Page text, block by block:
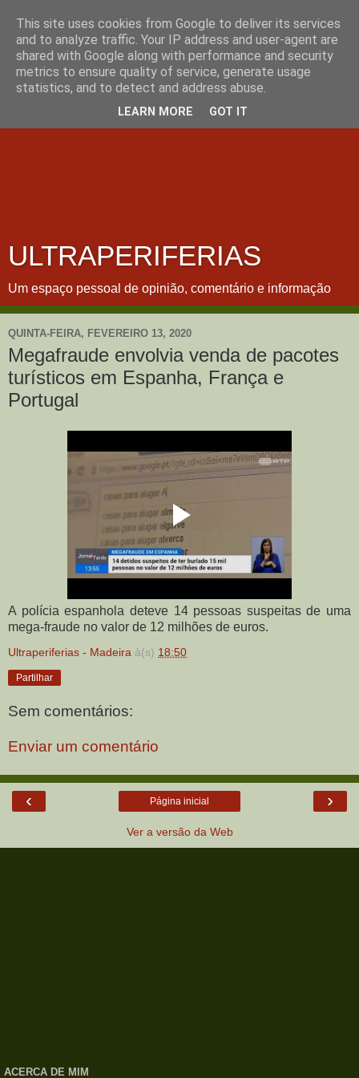
ULTRAPERIFERIAS
Um espaço pessoal de opinião, comentário e informação
QUINTA-FEIRA, FEVEREIRO 13, 2020
Megafraude envolvia venda de pacotes
turísticos em Espanha, França e
Portugal
A polícia espanhola deteve 14 pessoas suspeitas de uma
mega-fraude no valor de 12 milhões de euros.
Ultraperiferias - Madeira à(s) 18:50
Partilhar
Sem comentários:
Enviar um comentário
‹ ›
Página inicial
Ver a versão da Web
ACERCA DE MIM
This site uses cookies from Google to deliver its services
and to analyze traffic. Your IP address and user-agent are
shared with Google along with performance and security
metrics to ensure quality of service, generate usage
statistics, and to detect and address abuse.
LEARN MORE GOT IT